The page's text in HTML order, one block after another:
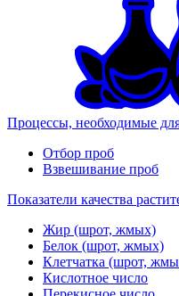
Процессы, необходимые
Отбор проб
Взвешивание проб
Показатели качества
Жир (шрот, жмых)
Белок (шрот, жмых)
Клетчатка (шрот,
Кислотное число